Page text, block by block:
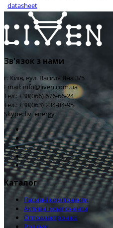
datasheet
Зв'язок з нами
г. Київ, вул. Василя Яна 3/5
Email: info@liven.com.ua
Тел.: +38(066) 676-66-24
Тел.: +38(063) 234-84-95
Skype: liv_energy
Каталог
Пасивні компоненти
Активні компоненти
Оптоелектроніка